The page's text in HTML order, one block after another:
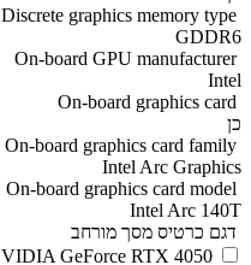
Discrete graphics memory type
GDDR6
On-board GPU manufacturer
Intel
On-board graphics card
כן
On-board graphics card family
Intel Arc Graphics
On-board graphics card model
Intel Arc 140T
דגם כרטיס מסך מורחב